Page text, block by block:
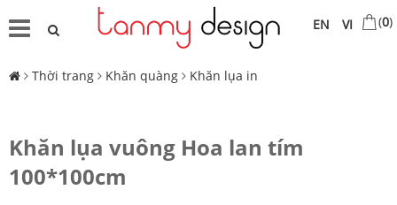
VI
EN (0)
Thời trang Khăn quàng Khăn lụa in
Khăn lụa vuông Hoa lan tím
100*100cm